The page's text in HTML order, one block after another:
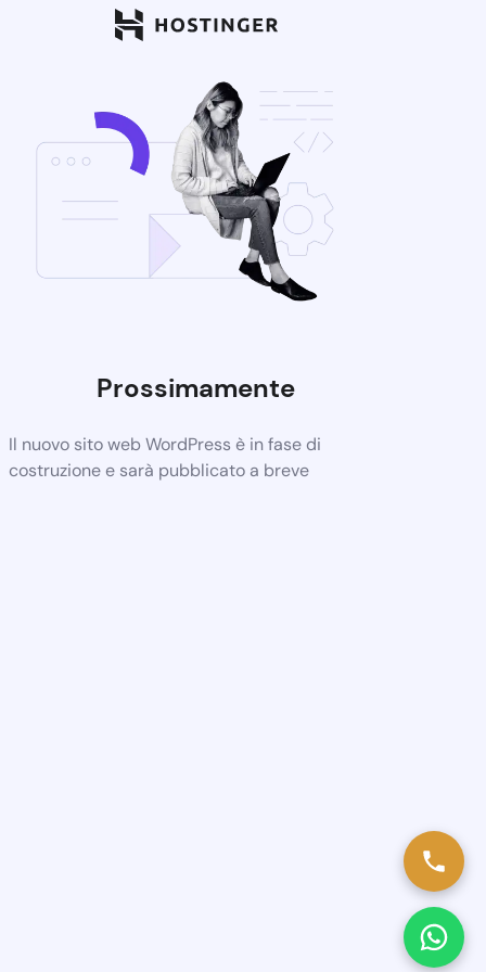
Prossimamente
Il nuovo sito web WordPress è in fase di
costruzione e sarà pubblicato a breve